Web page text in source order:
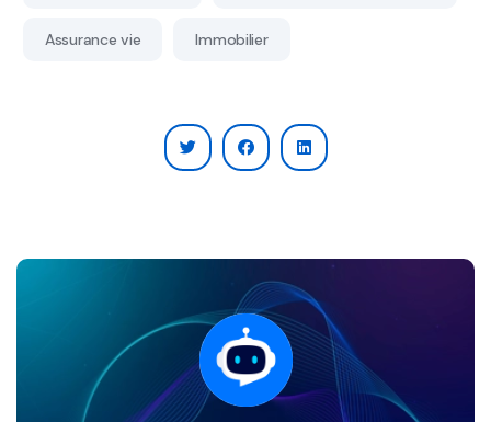
Assurance vie Immobilier